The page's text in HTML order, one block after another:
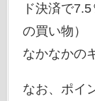
ド決済で
の買い物）
なかなかの
なお、ポイ